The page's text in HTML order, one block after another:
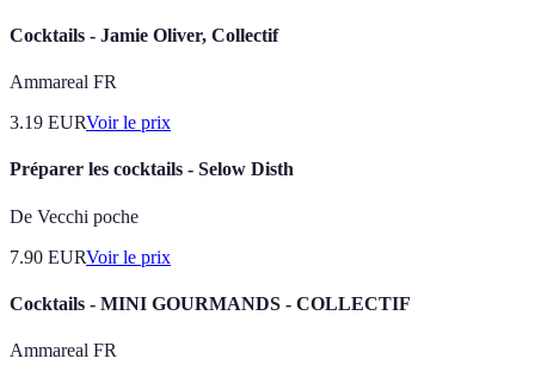
Cocktails - Jamie Oliver, Collectif
Ammareal FR
3.19 EURVoir le prix
Préparer les cocktails - Selow Disth
De Vecchi poche
7.90 EURVoir le prix
Cocktails - MINI GOURMANDS - COLLECTIF
Ammareal FR